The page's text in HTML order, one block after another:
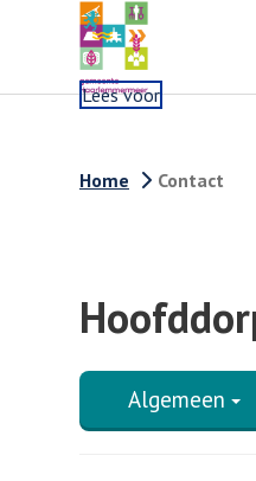
Lees voor
Home Contact
Algemeen